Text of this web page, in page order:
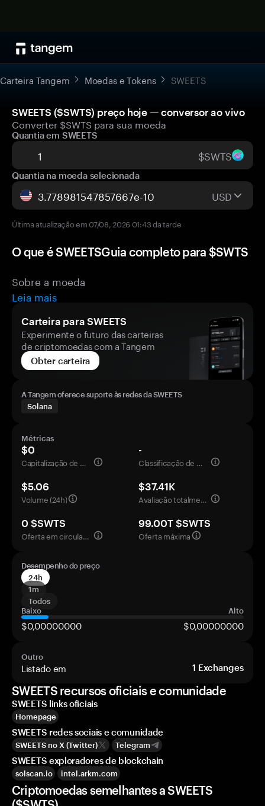
Carteira Tangem Moedas e Tokens SWEETS
SWEETS ($SWTS) preço hoje — conversor ao vivo
Converter $SWTS para sua moeda
Quantia em SWEETS
$SWTS
Quantia na moeda selecionada
USD
Última atualização em 07/08, 2026 01:43 da tarde
O que é SWEETSGuia completo para $SWTS
Sobre a moeda
Leia mais
Carteira para SWEETS
Experimente o futuro das carteiras
de criptomoedas com a Tangem
Obter carteira
A Tangem oferece suporte às redes da SWEETS
Solana
Métricas
$0
Capitalização de mercado
-
Classificação de mercado
$5.06
Volume (24h)
$37.41K
Avaliação totalmente diluída
0 $SWTS
Oferta em circulação
99.00T $SWTS
Oferta máxima
Desempenho do preço
24h
1m
Todos
Baixo
Alto
$0,00000000 $0,00000000
Outro
Listado em 1 Exchanges
SWEETS recursos oficiais e comunidade
SWEETS links oficiais
Homepage
SWEETS redes sociais e comunidade
SWEETS no X (Twitter) Telegram
SWEETS exploradores de blockchain
solscan.io intel.arkm.com
Criptomoedas semelhantes a SWEETS